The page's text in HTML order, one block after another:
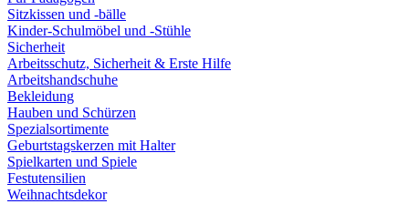
Sitzkissen und -bälle
Kinder-Schulmöbel und -Stühle
Sicherheit
Arbeitsschutz, Sicherheit & Erste Hilfe
Arbeitshandschuhe
Bekleidung
Hauben und Schürzen
Spezialsortimente
Geburtstagskerzen mit Halter
Spielkarten und Spiele
Festutensilien
Weihnachtsdekor